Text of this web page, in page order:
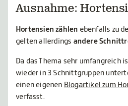
Ausnahme:
Hortensien zählen ebenfalls zu
gelten allerdings andere
Da das Thema sehr umfangreich
wieder in 3 Schnittgruppen
einen eigenen Blogartikel zum
verfasst.